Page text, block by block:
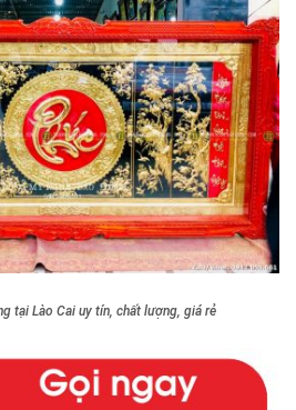
tại Lào Cai uy tín, chất lượng, giá rẻ